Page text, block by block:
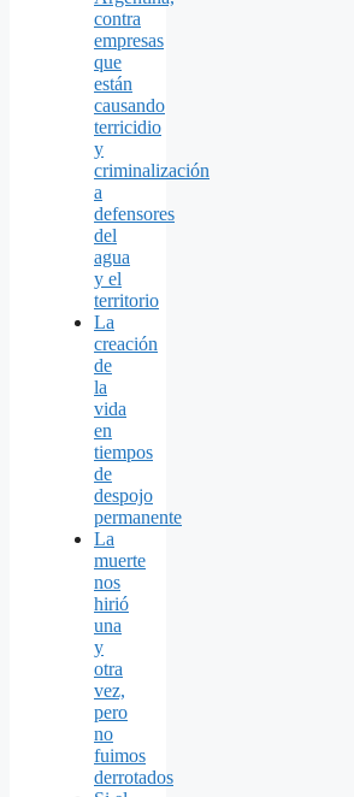
contra
empresas
que
están
causando
terricidio
y
criminalización
a
defensores
del
agua
y el
territorio
La
creación
de
la
vida
en
tiempos
de
despojo
permanente
La
muerte
nos
hirió
una
y
otra
vez,
pero
no
fuimos
derrotados